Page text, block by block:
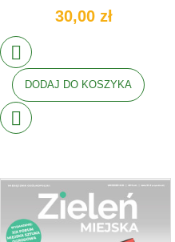
30,00 zł
DODAJ DO KOSZYKA